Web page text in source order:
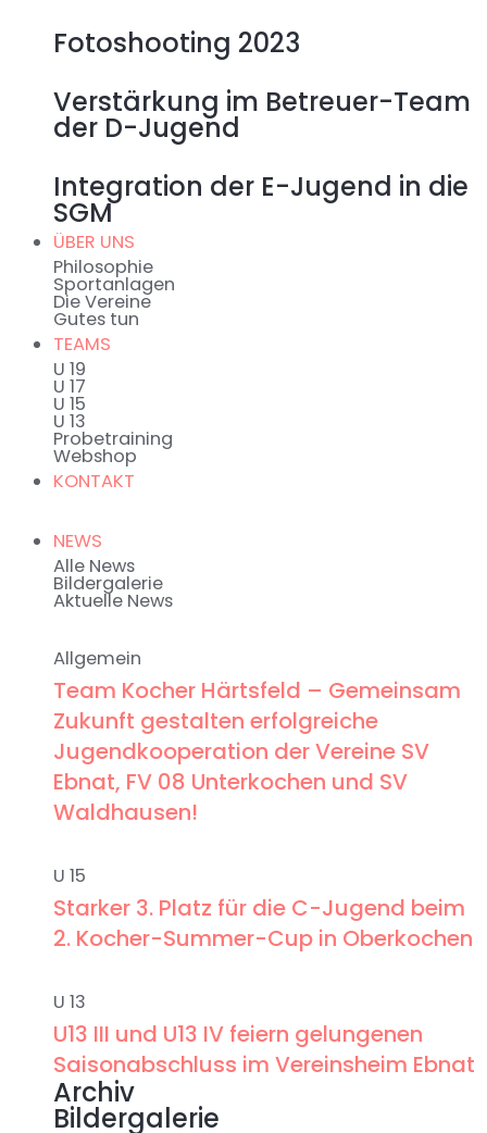
Fotoshooting 2023
Verstärkung im Betreuer-Team
der D-Jugend
Integration der E-Jugend in die
SGM
ÜBER UNS
Philosophie
Sportanlagen
Die Vereine
Gutes tun
TEAMS
U 19
U 17
U 15
U 13
Probetraining
Webshop
KONTAKT
NEWS
Alle News
Bildergalerie
Aktuelle News
Allgemein
Team Kocher Härtsfeld – Gemeinsam
Zukunft gestalten erfolgreiche
Jugendkooperation der Vereine SV
Ebnat, FV 08 Unterkochen und SV
Waldhausen!
U 15
Starker 3. Platz für die C-Jugend beim
2. Kocher-Summer-Cup in Oberkochen
U 13
U13 III und U13 IV feiern gelungenen
Saisonabschluss im Vereinsheim Ebnat
Archiv
Bildergalerie